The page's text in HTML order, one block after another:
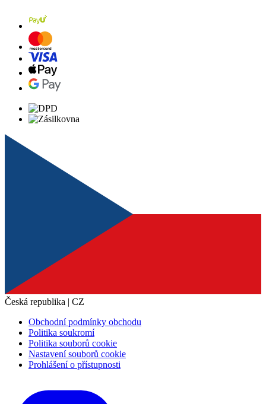
Česká republika | CZ
Obchodní podmínky obchodu
Politika soukromí
Politika souborů cookie
Nastavení souborů cookie
Prohlášení o přístupnosti